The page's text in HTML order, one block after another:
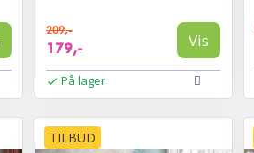
209,-
179,- Vis
På lager
TILBUD